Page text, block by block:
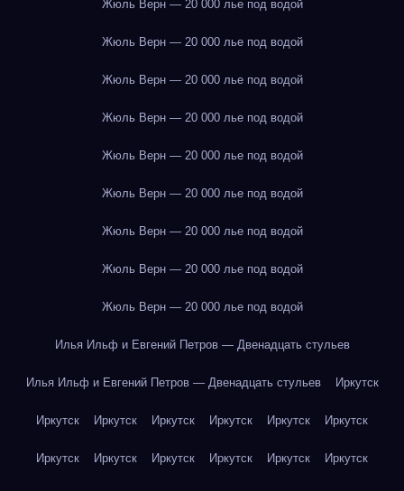
Жюль Верн — 20 000 лье под водой
Жюль Верн — 20 000 лье под водой
Жюль Верн — 20 000 лье под водой
Жюль Верн — 20 000 лье под водой
Жюль Верн — 20 000 лье под водой
Жюль Верн — 20 000 лье под водой
Жюль Верн — 20 000 лье под водой
Жюль Верн — 20 000 лье под водой
Жюль Верн — 20 000 лье под водой
Илья Ильф и Евгений Петров — Двенадцать стульев
Илья Ильф и Евгений Петров — Двенадцать стульев Иркутск
Иркутск Иркутск Иркутск Иркутск Иркутск Иркутск
Иркутск Иркутск Иркутск Иркутск Иркутск Иркутск